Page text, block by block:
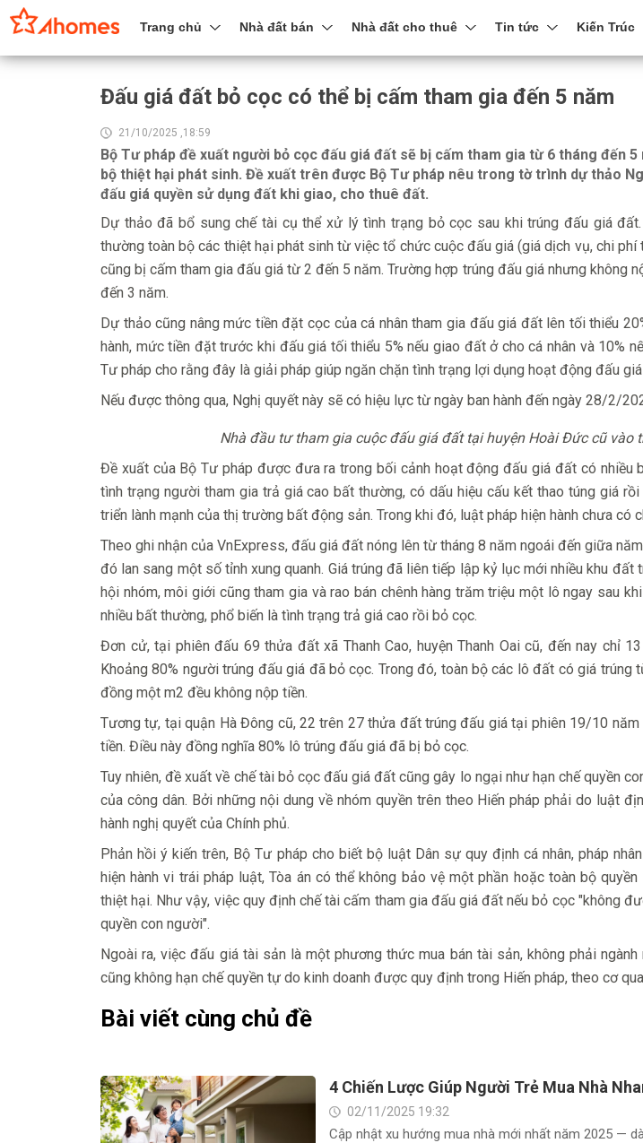
Trang chủ Nhà đất bán Nhà đất cho thuê Tin tức Kiến Trúc
Đấu giá đất bỏ cọc có thể bị cấm tham gia đến 5 năm
21/10/2025 ,18:59
Bộ Tư pháp đề xuất người bỏ cọc đấu giá đất sẽ bị cấm tham gia từ 6 tháng đến
bộ thiệt hại phát sinh. Đề xuất trên được Bộ Tư pháp nêu trong tờ trình dự thảo
đấu giá quyền sử dụng đất khi giao, cho thuê đất.
Dự thảo đã bổ sung chế tài cụ thể xử lý tình trạng bỏ cọc sau khi trúng đấu giá
thường toàn bộ các thiệt hại phát sinh từ việc tổ chức cuộc đấu giá (giá dịch vụ, chi
cũng bị cấm tham gia đấu giá từ 2 đến 5 năm. Trường hợp trúng đấu giá nhưng không
đến 3 năm.
Dự thảo cũng nâng mức tiền đặt cọc của cá nhân tham gia đấu giá đất lên tối thiểu
hành, mức tiền đặt trước khi đấu giá tối thiểu 5% nếu giao đất ở cho cá nhân và 10%
Tư pháp cho rằng đây là giải pháp giúp ngăn chặn tình trạng lợi dụng hoạt động đấu
Nếu được thông qua, Nghị quyết này sẽ có hiệu lực từ ngày ban hành đến ngày 28/2/
Nhà đầu tư tham gia cuộc đấu giá đất tại huyện Hoài Đức cũ vào
Đề xuất của Bộ Tư pháp được đưa ra trong bối cảnh hoạt động đấu giá đất có nhiều
tình trạng người tham gia trả giá cao bất thường, có dấu hiệu cấu kết thao túng giá
triển lành mạnh của thị trường bất động sản. Trong khi đó, luật pháp hiện hành chưa có
Theo ghi nhận của VnExpress, đấu giá đất nóng lên từ tháng 8 năm ngoái đến giữa
đó lan sang một số tỉnh xung quanh. Giá trúng đã liên tiếp lập kỷ lục mới nhiều khu đất
hội nhóm, môi giới cũng tham gia và rao bán chênh hàng trăm triệu một lô ngay sau
nhiều bất thường, phổ biến là tình trạng trả giá cao rồi bỏ cọc.
Đơn cử, tại phiên đấu 69 thửa đất xã Thanh Cao, huyện Thanh Oai cũ, đến nay chỉ
Khoảng 80% người trúng đấu giá đã bỏ cọc. Trong đó, toàn bộ các lô đất có giá trúng
đồng một m2 đều không nộp tiền.
Tương tự, tại quận Hà Đông cũ, 22 trên 27 thửa đất trúng đấu giá tại phiên 19/10 năm
tiền. Điều này đồng nghĩa 80% lô trúng đấu giá đã bị bỏ cọc.
Tuy nhiên, đề xuất về chế tài bỏ cọc đấu giá đất cũng gây lo ngại như hạn chế quyền
của công dân. Bởi những nội dung về nhóm quyền trên theo Hiến pháp phải do luật
hành nghị quyết của Chính phủ.
Phản hồi ý kiến trên, Bộ Tư pháp cho biết bộ luật Dân sự quy định cá nhân, pháp
hiện hành vi trái pháp luật, Tòa án có thể không bảo vệ một phần hoặc toàn bộ
thiệt hại. Như vậy, việc quy định chế tài cấm tham gia đấu giá đất nếu bỏ cọc "không
quyền con người".
Ngoài ra, việc đấu giá tài sản là một phương thức mua bán tài sản, không phải
cũng không hạn chế quyền tự do kinh doanh được quy định trong Hiến pháp, theo cơ
Bài viết cùng chủ đề
4 Chiến Lược Giúp Người Trẻ Mua Nhà
02/11/2025 19:32
Cập nhật xu hướng mua nhà mới nhất năm 2025 —